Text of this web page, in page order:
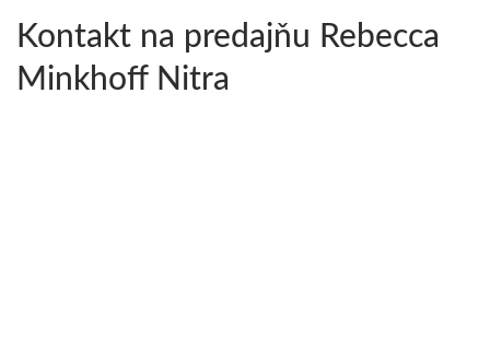
Kontakt na predajňu Rebecca
Minkhoff Nitra